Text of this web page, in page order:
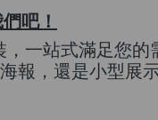
吧！
一站式滿足您的
報，還是小型展